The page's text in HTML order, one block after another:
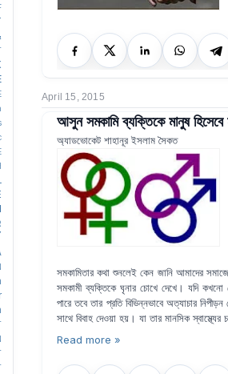
April 15, 2015
আসুন সমকামি ব্যক্তিকে মানুষ হিসেবে
অ্যাডভোকেট শাহানূর ইসলাম সৈকত
সমকামিতার কথা শুনলেই কেন জানি আমাদের
সমকামী ব্যক্তিকে ঘৃনার চোখে দেখে। যদি কখনো
পারে তবে তার প্রতি বিভিন্নভাবে অত্যাচার
সাথে বিবাহ দেওয়া হয়। যা তার মানসিক
Read more »